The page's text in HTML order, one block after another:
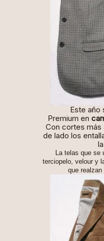
Este año
Premium en
Con cortes más
de lado los
La telas que se
terciopelo, velour y
que